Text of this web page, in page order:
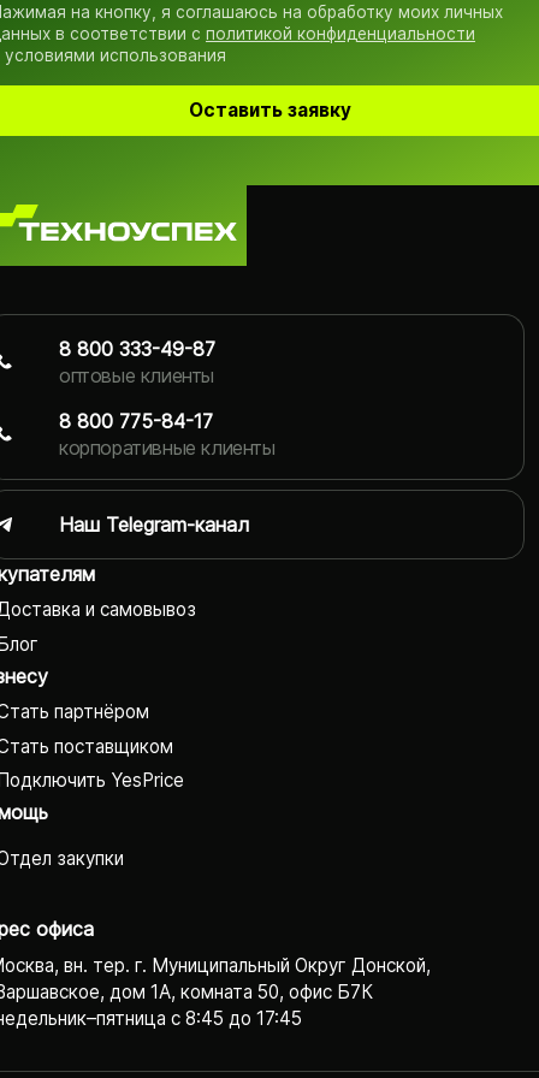
на кнопку, я соглашаюсь на обработку моих личных
в соответствии с политикой конфиденциальности
условиями использования
Оставить заявку
и самовывоз
партнёром
поставщиком
YesPrice
закупки
офиса
вн. тер. г. Муниципальный Округ Донской,
дом 1А, комната 50, офис Б7К
с 8:45 до 17:45
8 800 333-49-87
оптовые клиенты
8 800 775-84-17
корпоративные клиенты
Наш Telegram-канал